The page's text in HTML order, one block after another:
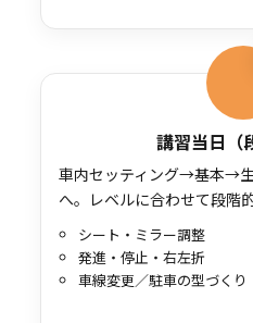
講習当日（
車内セッティング→基本→
へ。レベルに合わせて段階
シート・ミラー調整
発進・停止・右左折
車線変更／駐車の型づくり